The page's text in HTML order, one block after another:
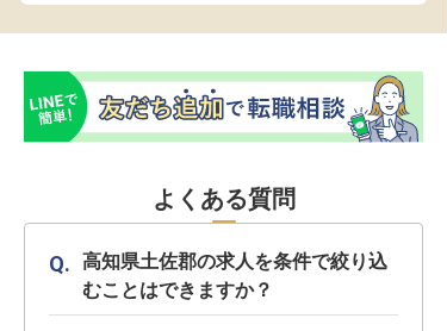
よくある質問
高知県土佐郡の求人を条件で絞り込
むことはできますか？